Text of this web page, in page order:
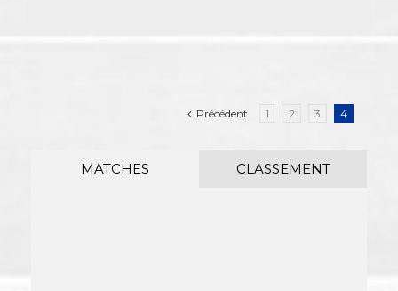
Précédent 1 2 3 4
MATCHES CLASSEMENT